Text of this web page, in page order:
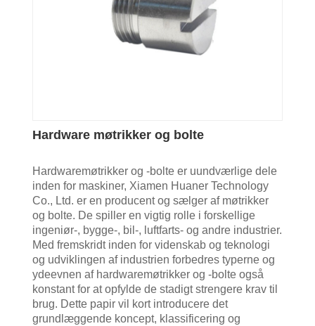
Hardware møtrikker og bolte
Hardwaremøtrikker og -bolte er uundværlige dele
inden for maskiner, Xiamen Huaner Technology
Co., Ltd. er en producent og sælger af møtrikker
og bolte. De spiller en vigtig rolle i forskellige
ingeniør-, bygge-, bil-, luftfarts- og andre industrier.
Med fremskridt inden for videnskab og teknologi
og udviklingen af ​​industrien forbedres typerne og
ydeevnen af ​​hardwaremøtrikker og -bolte også
konstant for at opfylde de stadigt strengere krav til
brug. Dette papir vil kort introducere det
grundlæggende koncept, klassificering og